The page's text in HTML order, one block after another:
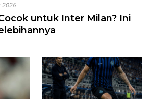
2026
untuk Inter Milan? Ini